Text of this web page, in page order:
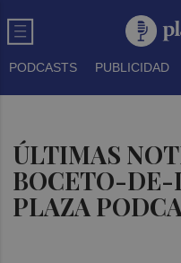
PODCASTS PUBLICIDAD
ÚLTIMAS
BOCETO-DE-
PLAZA